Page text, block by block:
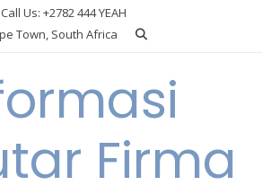
Call Us: +2782 444 YEAH
Town, South Africa
Firma